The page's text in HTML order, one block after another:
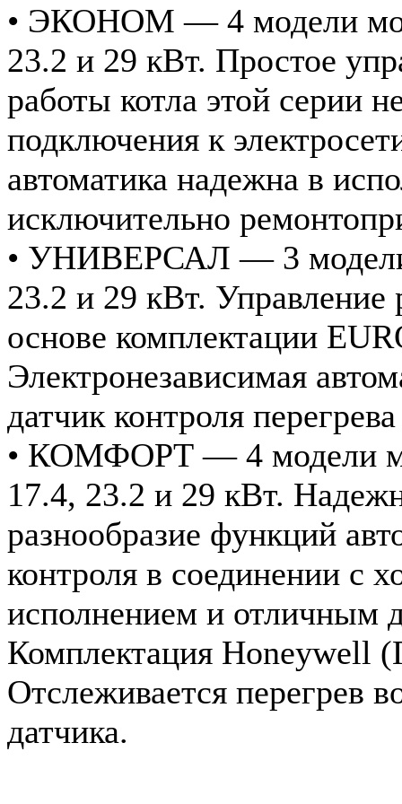
• ЭКОНОМ — 4 модели
23.2 и 29 кВт. Простое
работы котла этой серии
подключения к
автоматика надежна в
исключительно
• УНИВЕРСАЛ — 3
23.2 и 29 кВт. Управление
основе комплектации
Электронезависимая
датчик контроля перегрева
• КОМФОРТ — 4 модели
17.4, 23.2 и 29 кВт.
разнообразие функций
контроля в соединении с
исполнением и отличным
Комплектация Honeywell
Отслеживается перегрев
датчика.